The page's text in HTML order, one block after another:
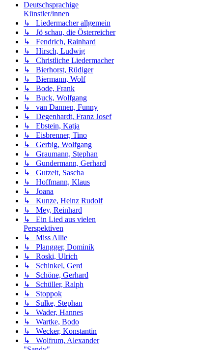
Deutschsprachige
Künstler/innen
↳ Liedermacher allgemein
↳ Jö schau, die Österreicher
↳ Fendrich, Rainhard
↳ Hirsch, Ludwig
↳ Christliche Liedermacher
↳ Bierhorst, Rüdiger
↳ Biermann, Wolf
↳ Bode, Frank
↳ Buck, Wolfgang
↳ van Dannen, Funny
↳ Degenhardt, Franz Josef
↳ Ebstein, Katja
↳ Eisbrenner, Tino
↳ Gerbig, Wolfgang
↳ Graumann, Stephan
↳ Gundermann, Gerhard
↳ Gutzeit, Sascha
↳ Hoffmann, Klaus
↳ Joana
↳ Kunze, Heinz Rudolf
↳ Mey, Reinhard
↳ Ein Lied aus vielen
Perspektiven
↳ Miss Allie
↳ Plangger, Dominik
↳ Roski, Ulrich
↳ Schinkel, Gerd
↳ Schöne, Gerhard
↳ Schüller, Ralph
↳ Stoppok
↳ Sulke, Stephan
↳ Wader, Hannes
↳ Wartke, Bodo
↳ Wecker, Konstantin
↳ Wolfrum, Alexander